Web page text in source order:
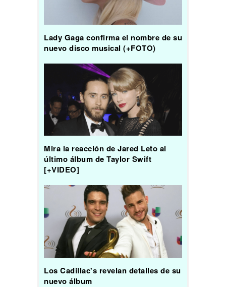
Lady Gaga confirma el nombre de su
nuevo disco musical (+FOTO)
Mira la reacción de Jared Leto al
último álbum de Taylor Swift
[+VIDEO]
Los Cadillac's revelan detalles de su
nuevo álbum